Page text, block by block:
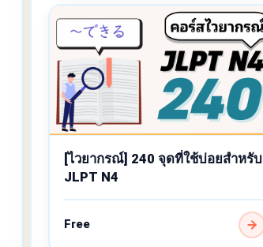
[ไวยากรณ์] 240 จุดที่ใช้บ่อยสำหรับ
JLPT N4
Free